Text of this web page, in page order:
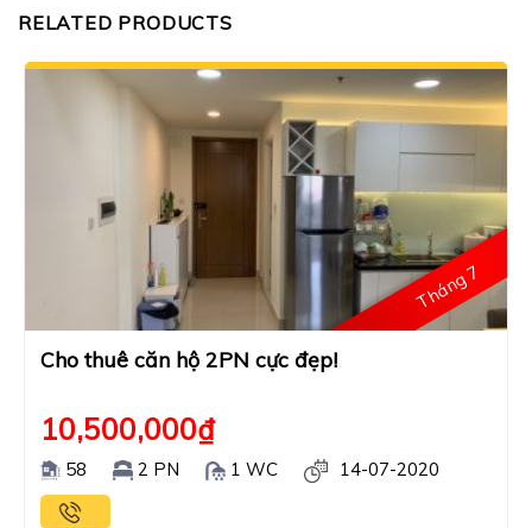
RELATED PRODUCTS
Tháng 7
Cho thuê căn hộ 2PN cực đẹp!
10,500,000₫
58 2 PN 1 WC 14-07-2020